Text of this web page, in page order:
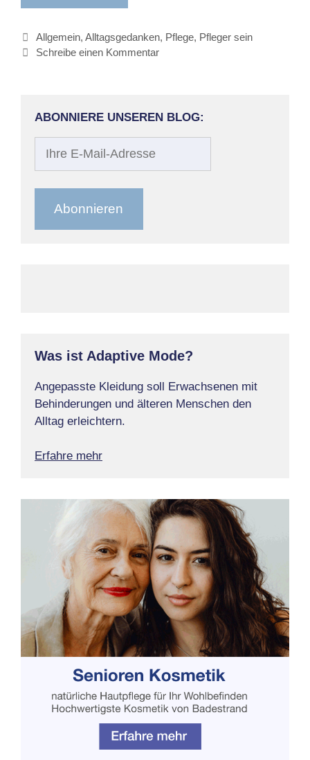
Kategorien
Allgemein,Alltagsgedanken, Pflege, Pfleger sein
Schreibe einen Kommentar
ABONNIERE UNSEREN BLOG:
Abonnieren
Was ist Adaptive Mode?
Angepasste Kleidung soll Erwachsenen mit
Behinderungen und älteren Menschen den
Alltag erleichtern.
Erfahre mehr